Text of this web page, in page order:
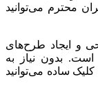
محترم می‌توانید
طراحی و ایجاد طرح‌های
است. بدون نیاز به
کلیک ساده می‌توانید